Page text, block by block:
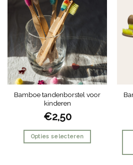
Bamboe tandenborstel voor
kinderen
€2,50
Opties selecteren